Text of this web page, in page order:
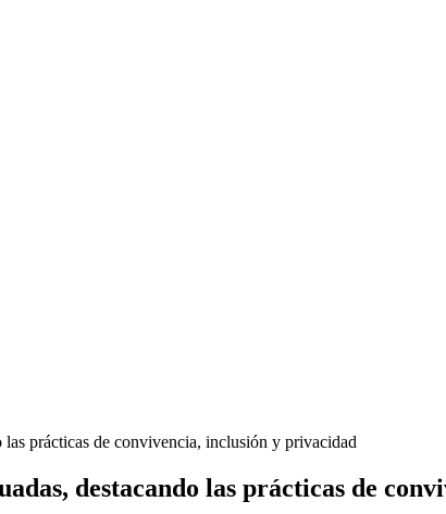
las prácticas de convivencia, inclusión y privacidad
destacando las prácticas de